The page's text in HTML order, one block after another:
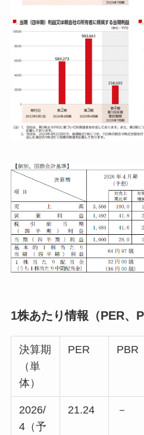
1株あたり情報（PER、
決算期
（単
体）
PER PBR
2026/
4（予
21.24 －